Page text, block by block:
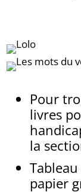
Pour
livres
la
papier